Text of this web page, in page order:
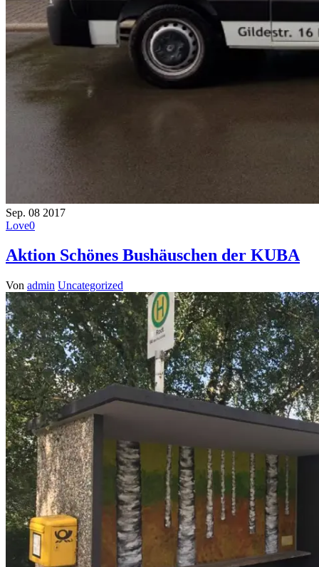
Sep. 08 2017
Love0
Aktion Schönes Bushäuschen der KUBA
Von admin Uncategorized